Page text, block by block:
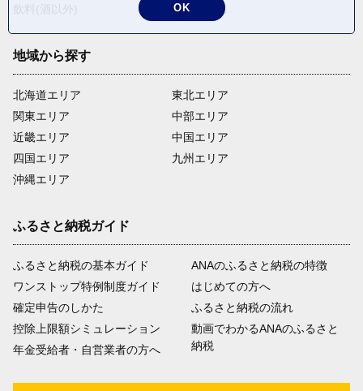
返礼品なし
地域から探す
北海道エリア
関東エリア
近畿エリア
四国エリア
沖縄エリア
東北エリア
中部エリア
中国エリア
九州エリア
ふるさと納税ガイド
ふるさと納税の基本ガイド
ワンストップ特例制度ガイド
確定申告のしかた
控除上限額シミュレーション
年金受給者・自営業者の方へ
ANAのふるさと納税の特徴
はじめての方へ
ふるさと納税の流れ
動画でわかるANAのふるさと
納税
OK